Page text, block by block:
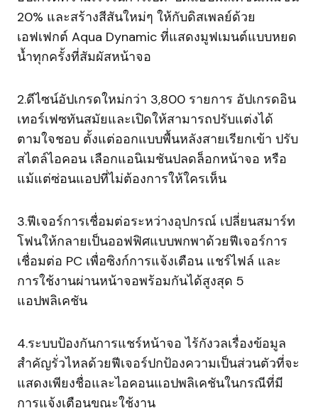
20% และสร้างสีสันใหม่ๆ ให้กับดิสเพลย์ด้วย
เอฟเฟกต์ Aqua Dynamic ที่แสดงมูฟเมนต์แบบหยด
น้ำทุกครั้งที่สัมผัสหน้าจอ
2.ดีไซน์อัปเกรดใหม่กว่า 3,800 รายการ อัปเกรดอิน
เทอร์เฟซทันสมัยและเปิดให้สามารถปรับแต่งได้
ตามใจชอบ ตั้งแต่ออกแบบพื้นหลังสายเรียกเข้า ปรับ
สไตล์ไอคอน เลือกแอนิเมชันปลดล็อกหน้าจอ หรือ
แม้แต่ซ่อนแอปที่ไม่ต้องการให้ใครเห็น
3.ฟีเจอร์การเชื่อมต่อระหว่างอุปกรณ์ เปลี่ยนสมาร์ท
โฟนให้กลายเป็นออฟฟิศแบบพกพาด้วยฟีเจอร์การ
เชื่อมต่อ PC เพื่อซิงก์การแจ้งเตือน แชร์ไฟล์ และ
การใช้งานผ่านหน้าจอพร้อมกันได้สูงสุด 5
แอปพลิเคชัน
4.ระบบป้องกันการแชร์หน้าจอ ไร้กังวลเรื่องข้อมูล
สำคัญรั่วไหลด้วยฟีเจอร์ปกป้องความเป็นส่วนตัวที่จะ
แสดงเพียงชื่อและไอคอนแอปพลิเคชันในกรณีที่มี
การแจ้งเตือนขณะใช้งาน